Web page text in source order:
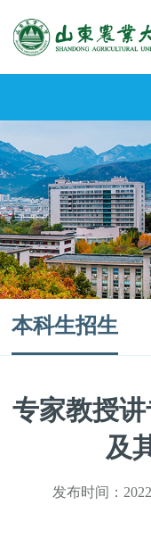
本科生招生
专家教授
及
发布时间：